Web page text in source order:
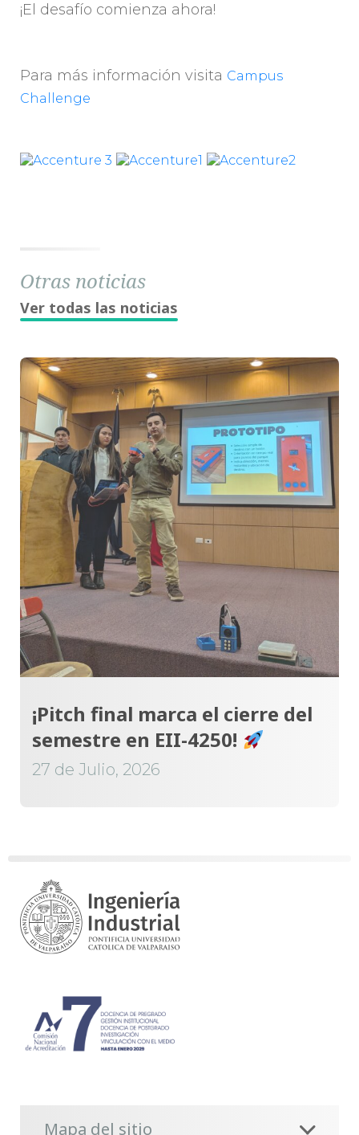
¡El desafío comienza ahora!
Para más información visita Campus
Challenge
Otras noticias
Ver todas las noticias
¡Pitch final marca el cierre del
semestre en EII-4250!
27 de Julio, 2026
Mapa del sitio